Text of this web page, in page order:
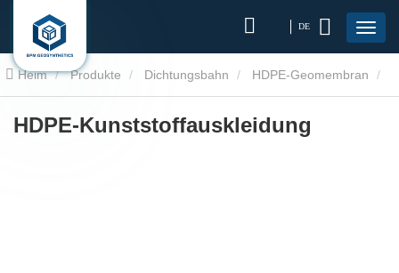
DE
Heim Produkte Dichtungsbahn HDPE-Geomembran
HDPE-Kunststoffauskleidung
HDPE-Kunststoffauskleidung